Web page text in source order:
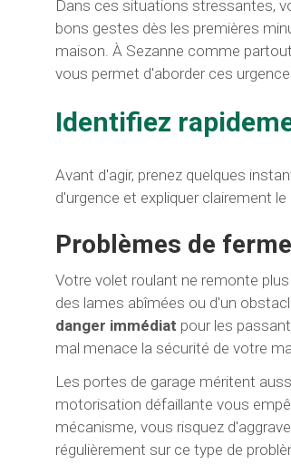
Dans ces situations stressantes,
bons gestes dès les premières
maison. À Sezanne comme
vous permet d'aborder ces
Identifiez
Avant d'agir, prenez quelques
d'urgence et expliquer clairement
Problèmes de
Votre volet roulant ne remonte
des lames abîmées ou d'un
danger immédiat pour les
mal menace la sécurité de votre
Les portes de garage méritent
motorisation défaillante vous
mécanisme, vous risquez
régulièrement sur ce type de